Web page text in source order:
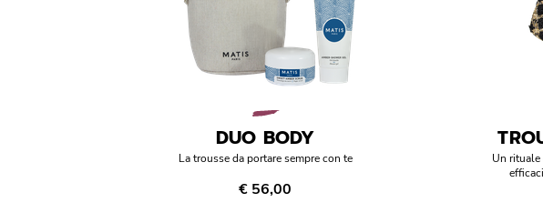
DUO BODY
La trousse da portare sempre con te
€ 56,00
Un